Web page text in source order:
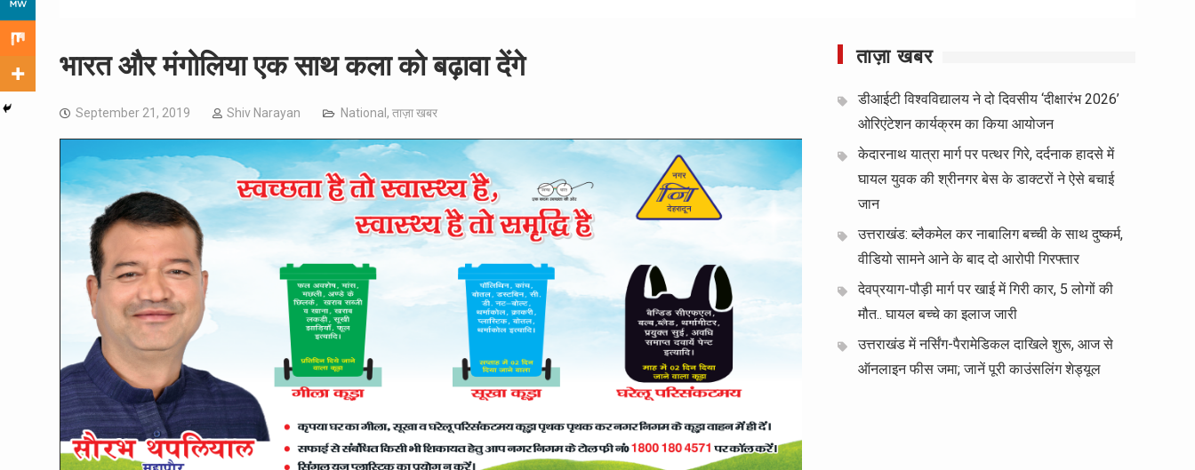
भारत और मंगोलिया एक साथ कला को बढ़ावा देंगे
September 21, 2019 Shiv Narayan National , ताज़ा खबर
ताज़ा खबर
डीआईटी विश्वविद्यालय ने दो दिवसीय ‘दीक्षारंभ 2026’
ओरिएंटेशन कार्यक्रम का किया आयोजन
केदारनाथ यात्रा मार्ग पर पत्थर गिरे, दर्दनाक हादसे में
घायल युवक की श्रीनगर बेस के डाक्टरों ने ऐसे बचाई
जान
उत्तराखंड: ब्लैकमेल कर नाबालिग बच्ची के साथ दुष्कर्म,
वीडियो सामने आने के बाद दो आरोपी गिरफ्तार
देवप्रयाग-पौड़ी मार्ग पर खाई में गिरी कार, 5 लोगों की
मौत.. घायल बच्चे का इलाज जारी
उत्तराखंड में नर्सिंग-पैरामेडिकल दाखिले शुरू, आज से
ऑनलाइन फीस जमा; जानें पूरी काउंसलिंग शेड्यूल